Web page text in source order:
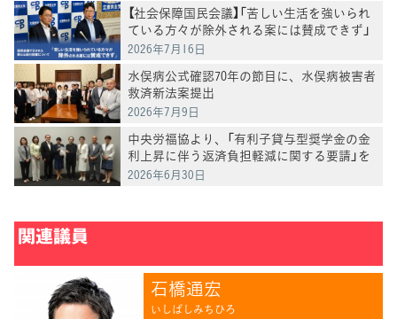
【社会保障国民会議】「苦しい生活を強いられ
ている方々が除外される案には賛成できず」
―国民会議で示された新たな給付措置につい
2026年7月16日
水俣病公式確認70年の節目に、水俣病被害者
救済新法案提出
2026年7月9日
中央労福協より、「有利子貸与型奨学金の金
利上昇に伴う返済負担軽減に関する要請」を
受け、意見交換
2026年6月30日
関連議員
石橋通宏
いしばしみちひろ